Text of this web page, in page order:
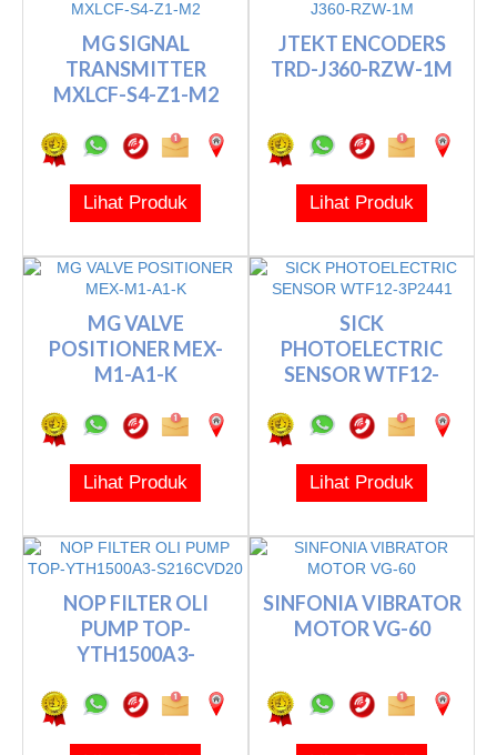
MG SIGNAL
TRANSMITTER
MXLCF-S4-Z1-M2
Lihat Produk
JTEKT ENCODERS
TRD-J360-RZW-1M
Lihat Produk
MG VALVE
POSITIONER MEX-
M1-A1-K
Lihat Produk
SICK
PHOTOELECTRIC
SENSOR WTF12-
Lihat Produk
NOP FILTER OLI
PUMP TOP-
YTH1500A3-
SINFONIA VIBRATOR
MOTOR VG-60